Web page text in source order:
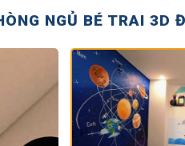
NGỦ BÉ TRAI 3D